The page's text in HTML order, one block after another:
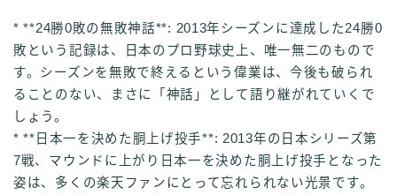
* **24勝0敗の無敗神話**: 2013年シーズンに達成した24勝0
敗という記録は、日本のプロ野球史上、唯一無二のもので
す。シーズンを無敗で終えるという偉業は、今後も破られ
ることのない、まさに「神話」として語り継がれていくで
しょう。
* **日本一を決めた胴上げ投手**: 2013年の日本シリーズ第
7戦、マウンドに上がり日本一を決めた胴上げ投手となった
姿は、多くの楽天ファンにとって忘れられない光景です。